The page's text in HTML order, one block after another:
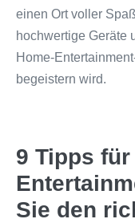
einen Ort voller
hochwertige Geräte
Home-
begeistern wird.
9 Tipps für
Sie den